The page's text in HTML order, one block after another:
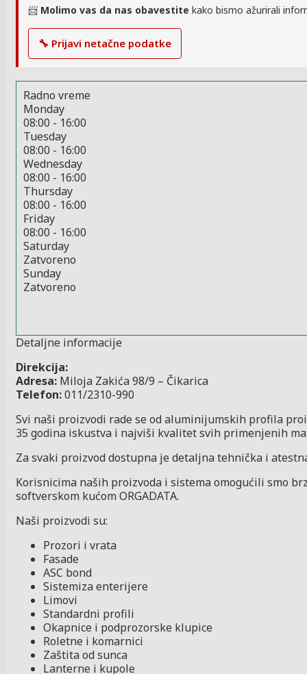
📨 Molimo vas da nas obavestite kako bismo ažurirali
🔧 Prijavi netačne podatke
Radno vreme
Monday
08:00 - 16:00
Tuesday
08:00 - 16:00
Wednesday
08:00 - 16:00
Thursday
08:00 - 16:00
Friday
08:00 - 16:00
Saturday
Zatvoreno
Sunday
Zatvoreno
Detaljne informacije
Direkcija:
Adresa: Miloja Zakića 98/9 – Čikarica
Telefon:011/2310-990
Svi naši proizvodi rade se od aluminijumskih profila
35 godina iskustva i najviši kvalitet svih primenjenih
Za svaki proizvod dostupna je detaljna tehnička i
Korisnicima naših proizvoda i sistema omogućili smo
softverskom kućom ORGADATA.
Naši proizvodi su:
Prozori i vrata
Fasade
ASC bond
Sistemiza enterijere
Limovi
Standardni profili
Okapnice i podprozorske klupice
Roletne i komarnici
Zaštita od sunca
Lanterne i kupole